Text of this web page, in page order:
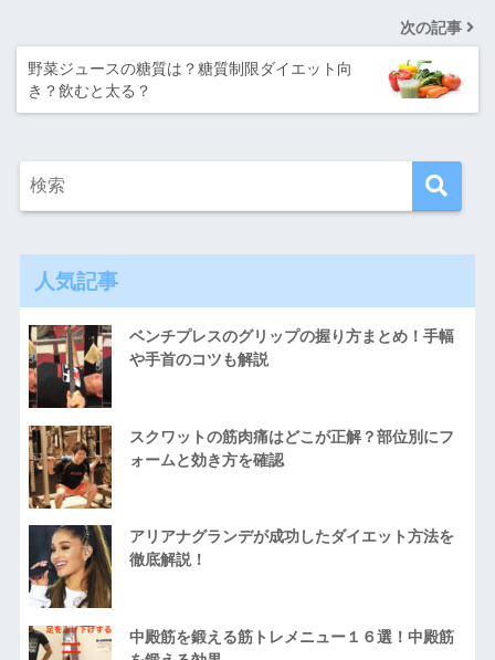
次の記事
野菜ジュースの糖質は？糖質制限ダイエット向
き？飲むと太る？
人気記事
ベンチプレスのグリップの握り方まとめ！手幅
や手首のコツも解説
スクワットの筋肉痛はどこが正解？部位別にフ
ォームと効き方を確認
アリアナグランデが成功したダイエット方法を
徹底解説！
中殿筋を鍛える筋トレメニュー１６選！中殿筋